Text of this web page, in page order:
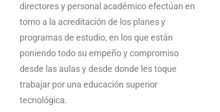
directores y personal académico efectúan en
torno a la acreditación de los planes y
programas de estudio, en los que están
poniendo todo su empeño y compromiso
desde las aulas y desde donde les toque
trabajar por una educación superior
tecnológica.